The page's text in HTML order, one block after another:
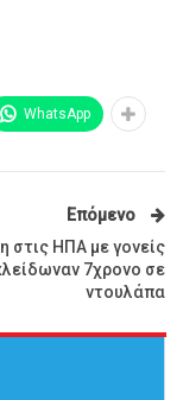
WhatsApp
Επόμενο
στις ΗΠΑ με γονείς
7χρονο σε
ντουλάπα